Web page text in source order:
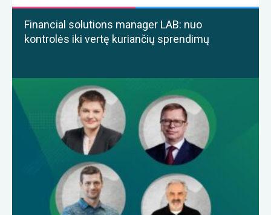
Financial solutions manager LAB: nuo
kontrolės iki vertę kuriančių sprendimų